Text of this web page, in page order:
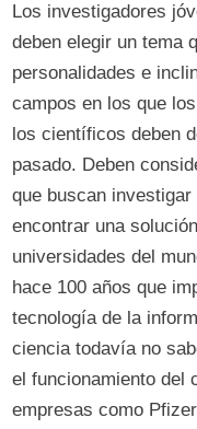
Los investigadores
deben elegir un tema
personalidades e
campos en los que
los científicos deben
pasado. Deben
que buscan
encontrar una
universidades del
hace 100 años que
tecnología de la
ciencia todavía no
el funcionamiento del
empresas como